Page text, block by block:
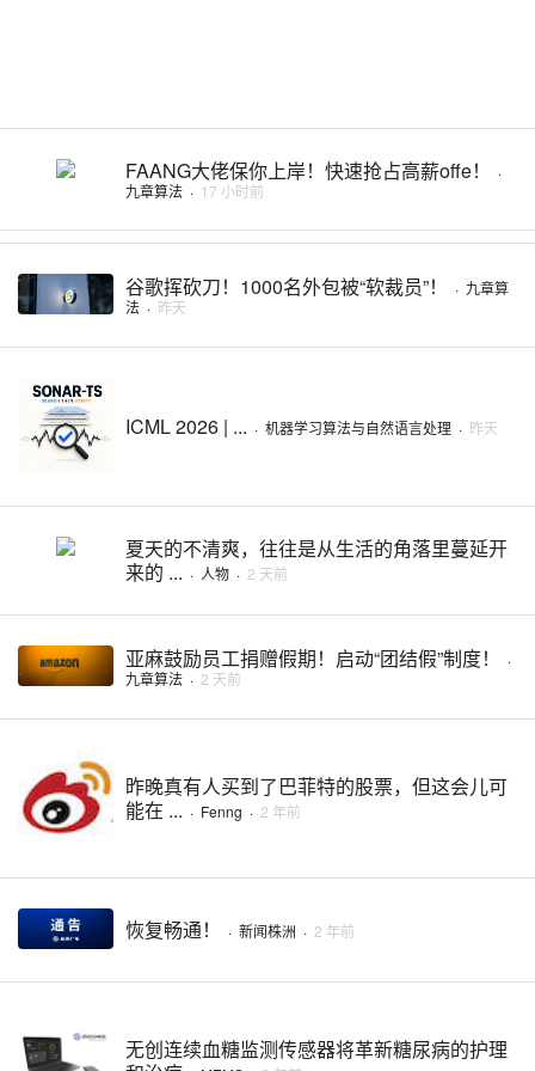
FAANG大佬保你上岸！快速抢占高薪offe！
·
九章算法 · 17 小时前
谷歌挥砍刀！1000名外包被“软裁员”！ · 九章算
法 · 昨天
ICML 2026 | ... · 机器学习算法与自然语言处理 · 昨天
夏天的不清爽，往往是从生活的角落里蔓延开
来的 ... · 人物 · 2 天前
亚麻鼓励员工捐赠假期！启动“团结假”制度！
·
九章算法 · 2 天前
昨晚真有人买到了巴菲特的股票，但这会儿可
能在 ... · Fenng · 2 年前
恢复畅通！ · 新闻株洲 · 2 年前
无创连续血糖监测传感器将革新糖尿病的护理